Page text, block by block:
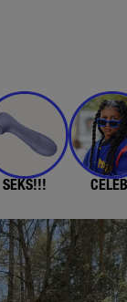
SEKS!!!